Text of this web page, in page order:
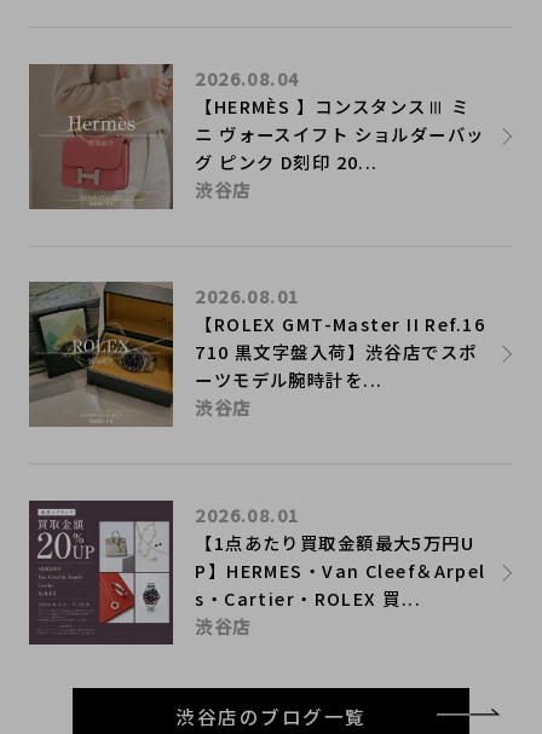
【HERMÈS 】コンスタンスⅢ ミ
ニ ヴォースイフト ショルダーバッ
グ ピンク D刻印 20...
2026.08.04
渋谷店
【ROLEX GMT-Master II Ref.16
710 黒文字盤入荷】渋谷店でスポ
ーツモデル腕時計を...
2026.08.01
渋谷店
【1点あたり買取金額最大5万円U
P】HERMES・Van Cleef＆Arpel
s・Cartier・ROLEX 買...
2026.08.01
渋谷店
渋谷店のブログ一覧